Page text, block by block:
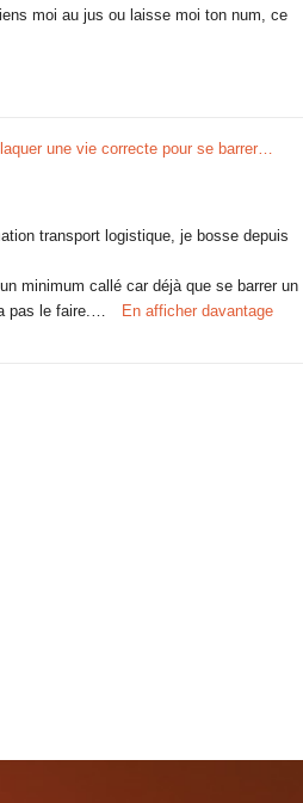
moi au jus ou laisse moi ton num, ce
une vie correcte pour se barrer…
transport logistique, je bosse depuis
minimum callé car déjà que se barrer un
pas le faire.…
En afficher davantage